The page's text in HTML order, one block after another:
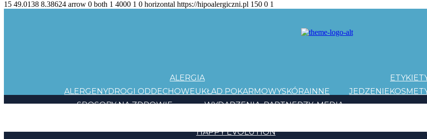
15 49.0138 8.38624 arrow 0 both 1 4000 1 0 horizontal https://hipoalergiczni.pl 150 0 1
ALERGIA
ALERGENYDROGI ODDECHOWEUKŁAD POKARMOWYSKÓRAINNE
JEDZENIE
SPOSOBY NA ZDROWIE
WYDARZENIA PARTNERZY MEDIA
HAPPY EVOLUTION